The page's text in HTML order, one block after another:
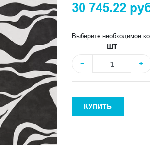
30 745.22
Выберите необходимое
шт
−
+
КУПИТЬ